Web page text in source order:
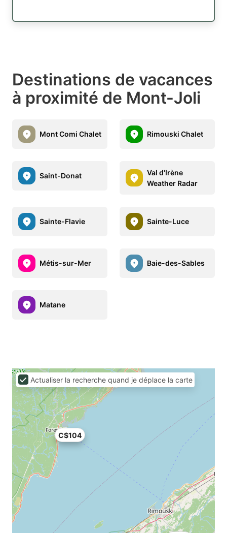
Destinations de vacances
à proximité de Mont-Joli
Mont Comi Chalet Rimouski Chalet
Saint-Donat
Val d'Irène
Weather Radar
Sainte-Flavie Sainte-Luce
Métis-sur-Mer Baie-des-Sables
Matane
C$104
Actualiser la recherche quand je déplace la carte